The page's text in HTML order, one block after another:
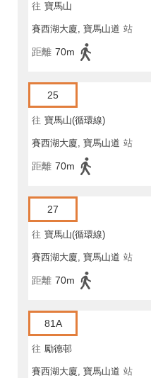
往 寶馬山
賽西湖大廈, 寶馬山道 站
距離 70m
25
往 寶馬山(循環線)
賽西湖大廈, 寶馬山道 站
距離 70m
27
往 寶馬山(循環線)
賽西湖大廈, 寶馬山道 站
距離 70m
81A
往 勵德邨
賽西湖大廈, 寶馬山道 站